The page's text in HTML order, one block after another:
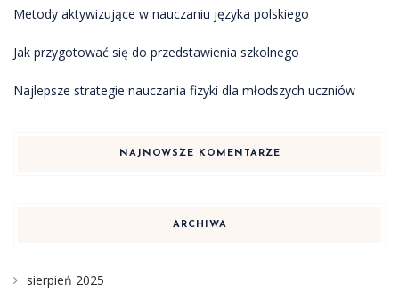
Metody aktywizujące w nauczaniu języka polskiego
Jak przygotować się do przedstawienia szkolnego
Najlepsze strategie nauczania fizyki dla młodszych uczniów
NAJNOWSZE KOMENTARZE
ARCHIWA
sierpień 2025